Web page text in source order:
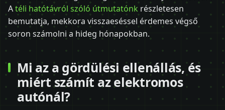
Atéli hatótávról szóló útmutatónk részletesen
bemutatja, mekkora visszaeséssel érdemes végső
soron számolni a hideg hónapokban.
Mi az a gördülési ellenállás, és
miért számít az elektromos
autónál?